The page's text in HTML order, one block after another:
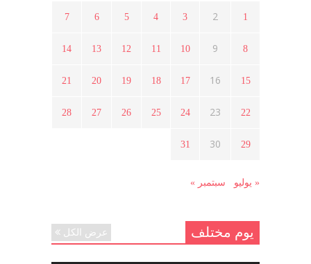
الثورة السورية ؟
في الثورة السورية ؟
1
2
3
4
5
6
7
8
9
10
11
12
13
14
15
16
17
18
19
20
21
22
23
24
25
26
27
28
29
30
31
« يوليو سبتمبر »
يوم مختلف عرض الكل